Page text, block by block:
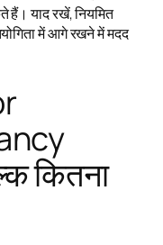
याद रखें, नियमित
में आगे रखने में मदद
कितना